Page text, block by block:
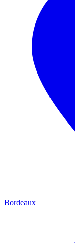
Bordeaux